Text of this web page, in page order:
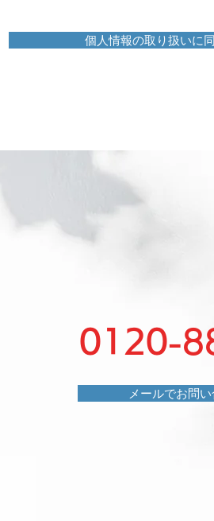
個人情報の取り扱いに
0120-
メールでお問